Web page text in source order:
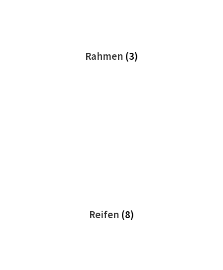
Rahmen (3)
Reifen (8)